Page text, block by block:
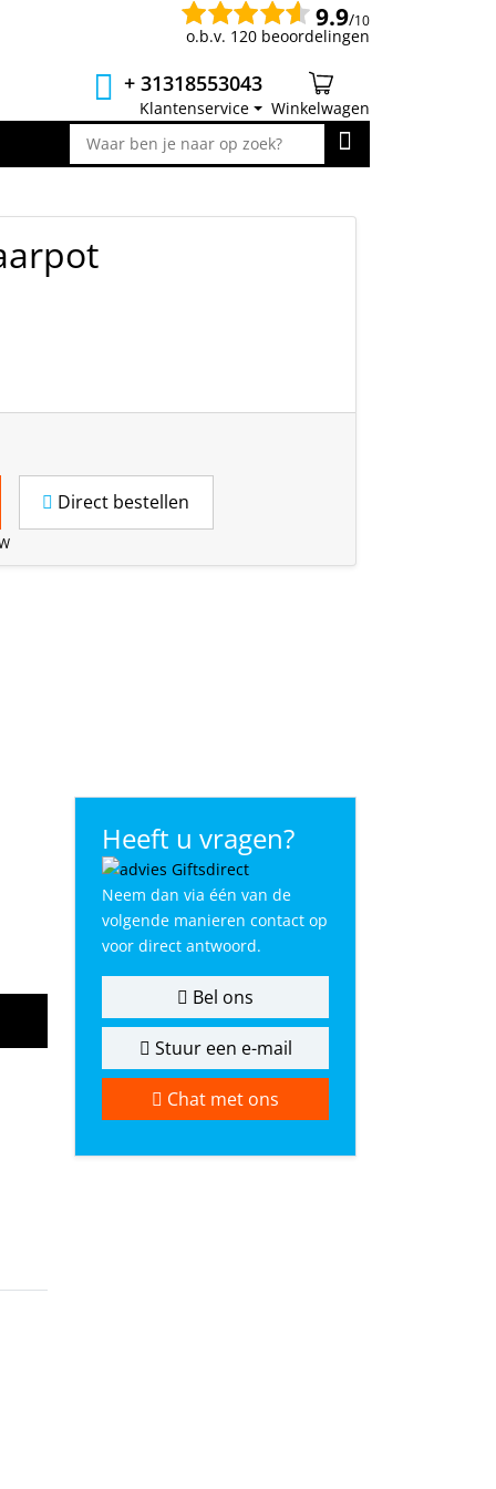
9.9/10
o.b.v. 120 beoordelingen
+ 31318553043
Klantenservice
Winkelwagen
Direct bestellen
Heeft u vragen?
Neem dan via één van de
volgende manieren contact op
voor direct antwoord.
Bel ons
Stuur een e-mail
Chat met ons